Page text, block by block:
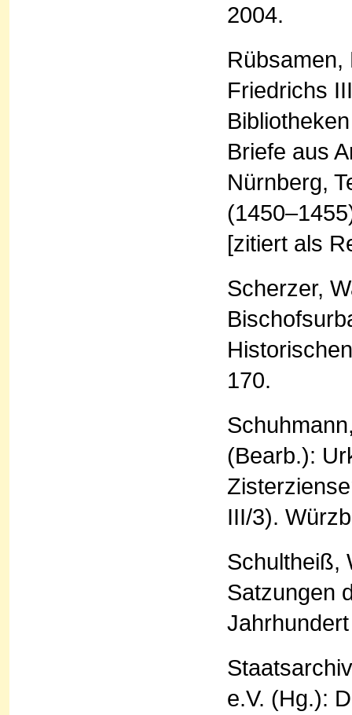
2004.
Rübsamen,
Friedrichs
Briefe aus
Nürnberg,
[zitiert als
Scherzer,
170.
(Bearb.):
III/3).
Schultheiß,
Satzungen
e.V. (Hg.):